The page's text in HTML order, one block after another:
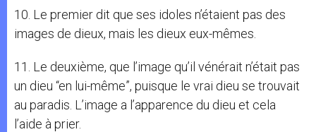
10. Le premier dit que ses idoles n’étaient pas des
images de dieux, mais les dieux eux-mêmes.
11. Le deuxième, que l’image qu’il vénérait n’était pas
un dieu “en lui-même”, puisque le vrai dieu se trouvait
au paradis. L’image a l’apparence du dieu et cela
l’aide à prier.